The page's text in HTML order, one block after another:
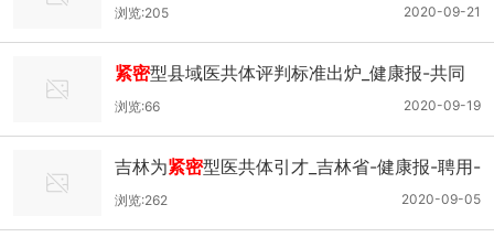
保-县域-
2020-09-21
浏览:205
紧密型县域医共体评判标准出炉_健康报-共同
体-评判-县域-
2020-09-19
浏览:66
吉林为紧密型医共体引才_吉林省-健康报-聘用-
专业技术人员-
2020-09-05
浏览:262